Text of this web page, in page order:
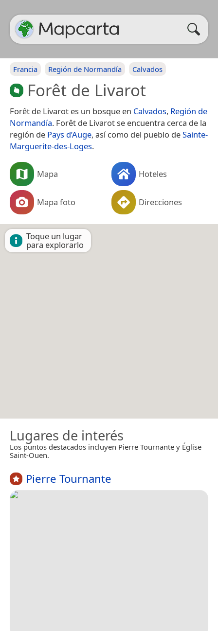
Francia Región de Normandía Calvados
Forêt de Livarot
Forêt de Livarot es un bosque en Calvados, Región de
Normandía. Forêt de Livarot se encuentra cerca de la
región de Pays d’Auge, así como del pueblo deSainte-
Marguerite-des-Loges.
Mapa Hoteles
Mapa foto Direcciones
Toque un lugar
para explorarlo
Lugares de interés
Los puntos destacados incluyen Pierre Tournante y Église
Saint-Ouen.
Pierre Tournante